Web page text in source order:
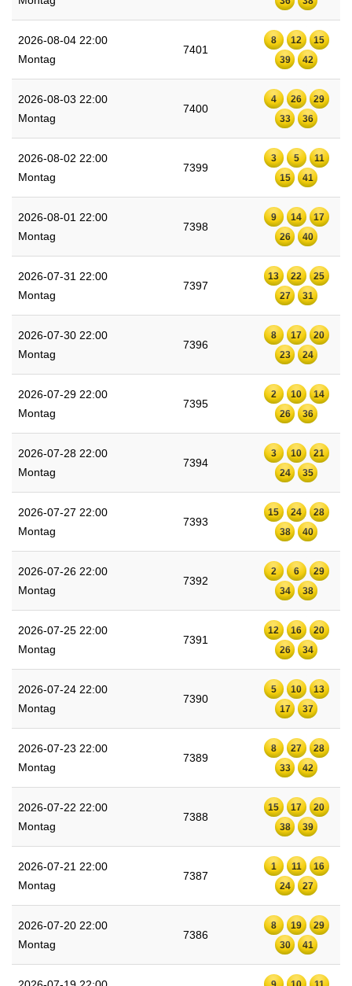
2026-08-04 22:00
Montag
7401
8 12
15
39
42
2026-08-03 22:00
Montag
7400
4 26
29
33
36
2026-08-02 22:00
Montag
7399
3 5
11
15
41
2026-08-01 22:00
Montag
7398
9 14
17
26
40
2026-07-31 22:00
Montag
7397
13 22
25
27
31
2026-07-30 22:00
Montag
7396
8 17
20
23
24
2026-07-29 22:00
Montag
7395
2 10
14
26
36
2026-07-28 22:00
Montag
7394
3 10
21
24
35
2026-07-27 22:00
Montag
7393
15 24
28
38
40
2026-07-26 22:00
Montag
7392
2 6
29
34
38
2026-07-25 22:00
Montag
7391
12 16
20
26
34
2026-07-24 22:00
Montag
7390
5 10
13
17
37
2026-07-23 22:00
Montag
7389
8 27
28
33
42
2026-07-22 22:00
Montag
7388
15 17
20
38
39
2026-07-21 22:00
Montag
7387
1 11
16
24
27
2026-07-20 22:00
Montag
7386
8 19
29
30
41